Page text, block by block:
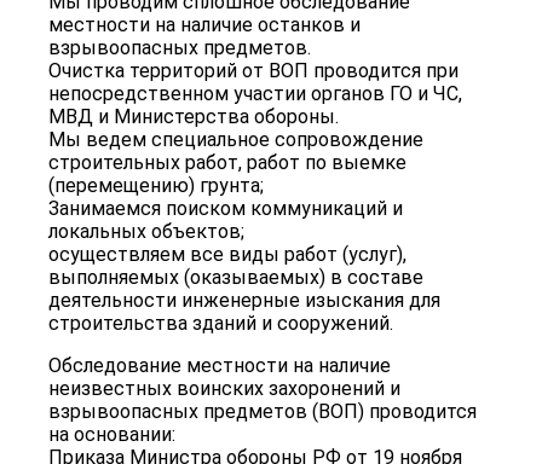
местности на наличие останков и
взрывоопасных предметов.
Очистка территорий от ВОП проводится при
непосредственном участии органов ГО и ЧС,
МВД и Министерства обороны.
Мы ведем специальное сопровождение
строительных работ, работ по выемке
(перемещению) грунта;
Занимаемся поиском коммуникаций и
локальных объектов;
осуществляем все виды работ (услуг),
выполняемых (оказываемых) в составе
деятельности инженерные изыскания для
строительства зданий и сооружений.
Обследование местности на наличие
неизвестных воинских захоронений и
взрывоопасных предметов (ВОП) проводится
на основании:
Приказа Министра обороны РФ от 19 ноября